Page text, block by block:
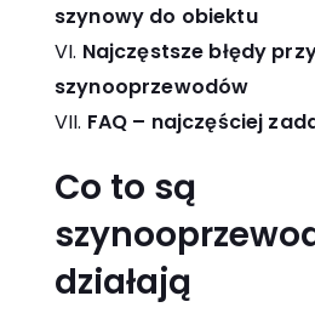
szynowy do obiektu
Najczęstsze błędy
szynooprzewodów
FAQ – najczęściej
Co to są
działają